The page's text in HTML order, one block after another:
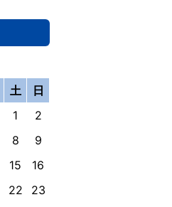
土
日
1
2
8
9
15
16
22
23